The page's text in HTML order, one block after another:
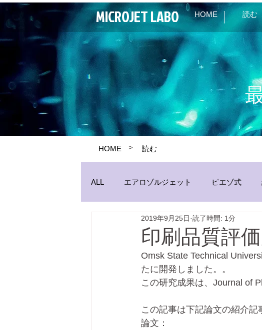
MICROJET LABO HOME 読む
HOME > 読む
ALL エアロゾルジェット ピエゾ式
パイプジェット 生産 分析
印刷品質評
2019年9月25日 読了時間: 1分
Omsk State Technical
たに開発しました。。
この研究成果は、Journal of
この記事は下記論文の紹介記
論文：